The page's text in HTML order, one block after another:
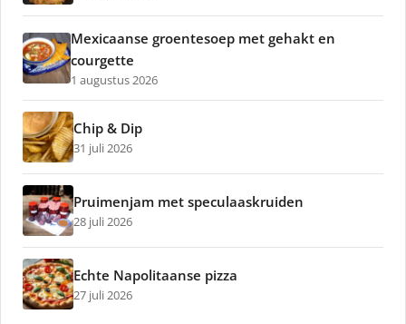
Mexicaanse groentesoep met gehakt en
courgette
1 augustus 2026
Chip & Dip
31 juli 2026
Pruimenjam met speculaaskruiden
28 juli 2026
Echte Napolitaanse pizza
27 juli 2026